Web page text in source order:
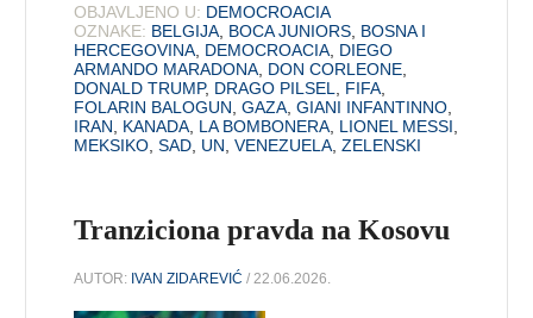
OBJAVLJENO U: DEMOCROACIA
OZNAKE: BELGIJA BOCA JUNIORS BOSNA I
HERCEGOVINA DEMOCROACIA DIEGO
ARMANDO MARADONA DON CORLEONE
DONALD TRUMP, DRAGO PILSEL FIFA
FOLARIN BALOGUN ,GAZA ,GIANI INFANTINNO
IRAN
KANADA LA BOMBONERA LIONEL MESSI
MEKSIKO ,SAD UN ,VENEZUELA ,ZELENSKI
Tranziciona pravda na Kosovu
AUTOR: IVAN ZIDAREVIĆ / 22.06.2026.